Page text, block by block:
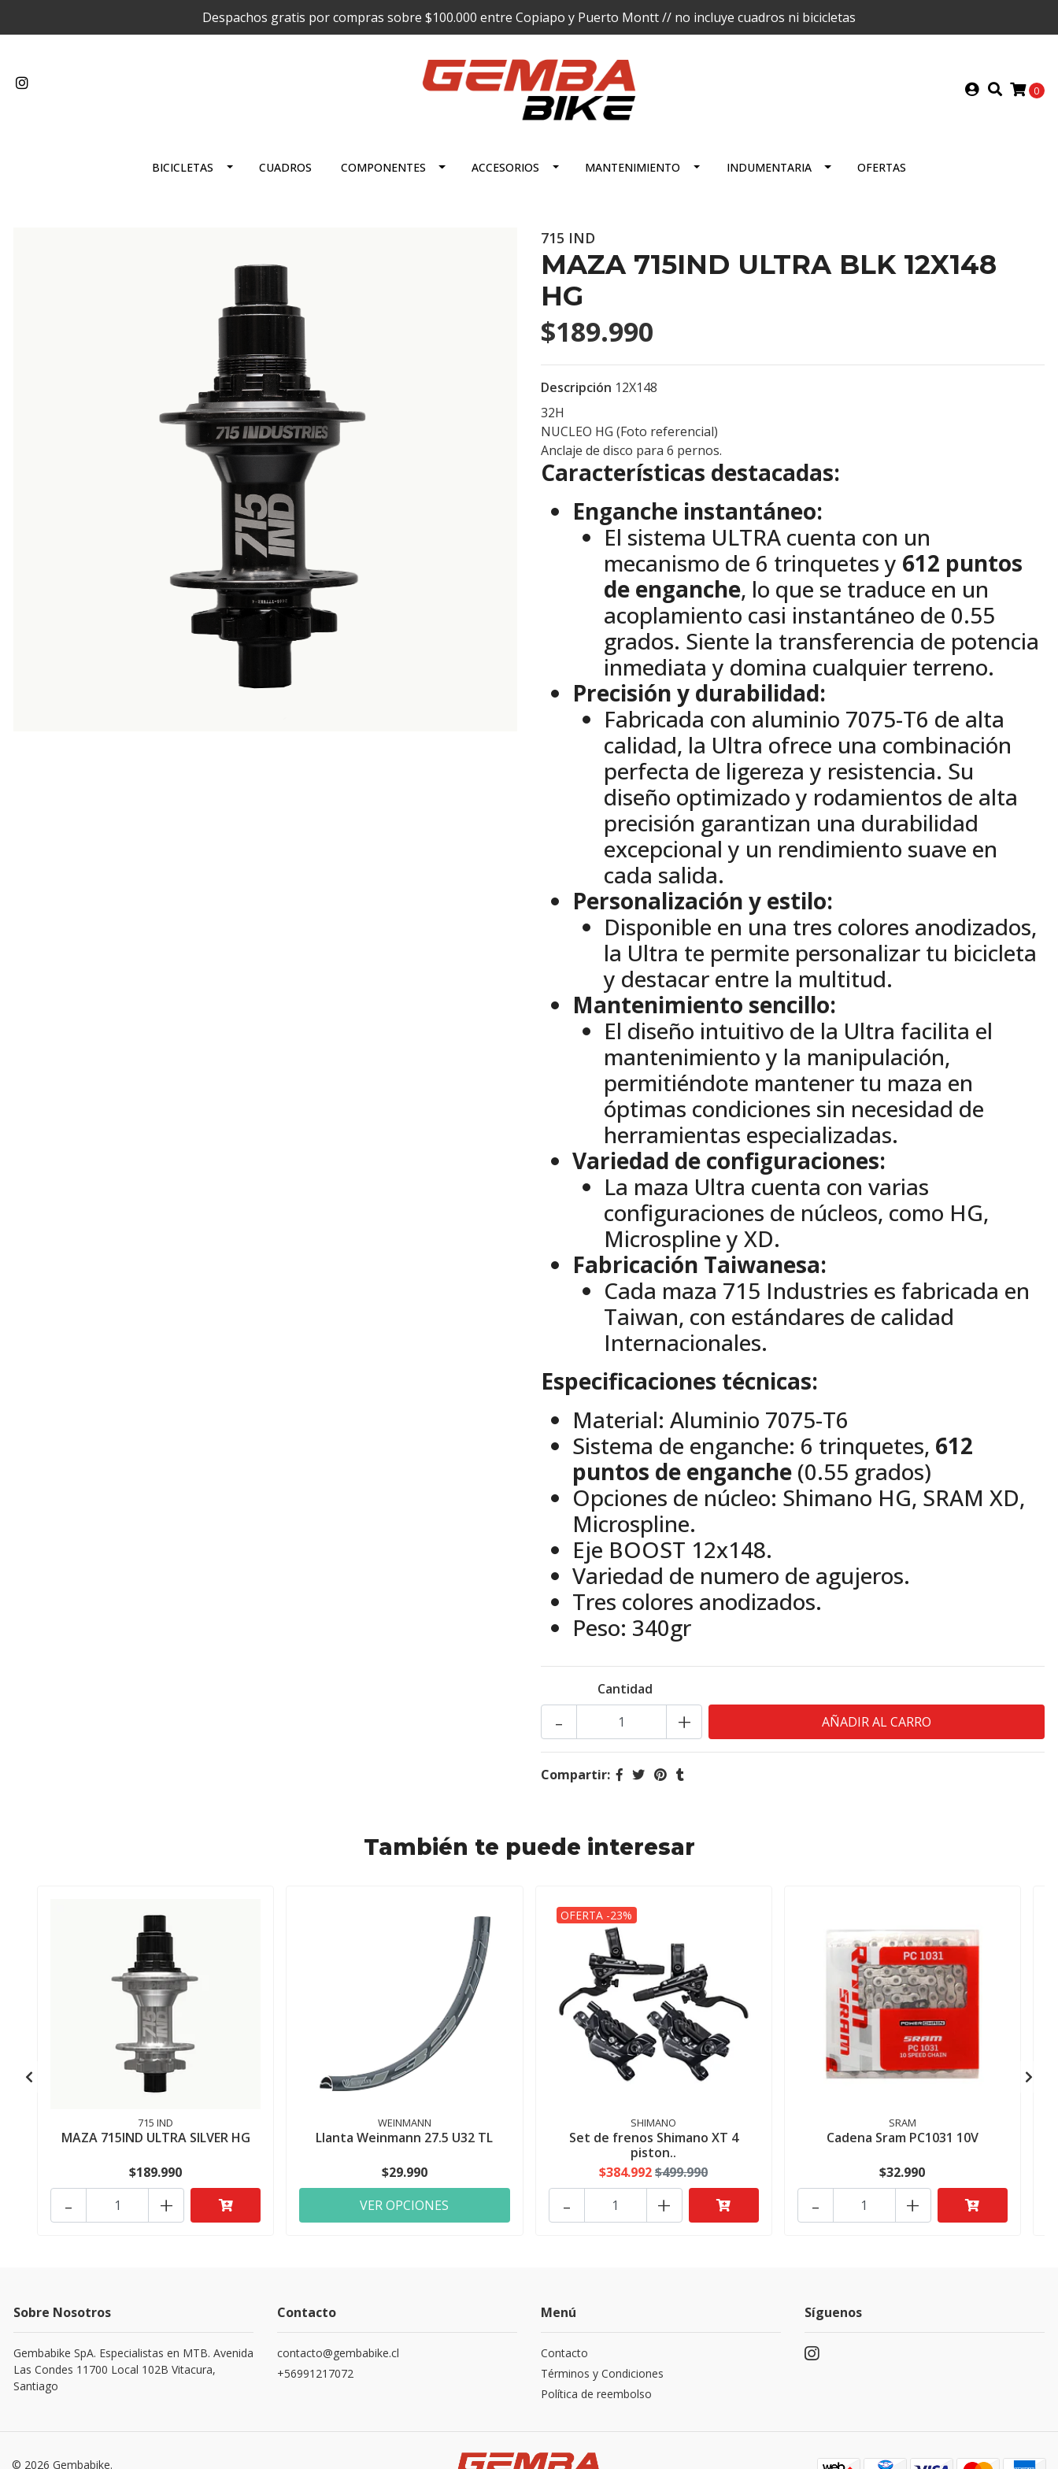
Despachos gratis por compras sobre $100.000 entre Copiapo y Puerto Montt // no incluye cuadros ni bicicletas
0
BICICLETAS CUADROS COMPONENTES ACCESORIOS MANTENIMIENTO INDUMENTARIA OFERTAS
715 IND
MAZA 715IND ULTRA BLK 12X148
HG
$189.990
Descripción 12X148
32H
NUCLEO HG (Foto referencial)
Anclaje de disco para 6 pernos.
Características destacadas:
Enganche instantáneo:
El sistema ULTRA cuenta con un
mecanismo de 6 trinquetes y 612 puntos
de enganche, lo que se traduce en un
acoplamiento casi instantáneo de 0.55
grados. Siente la transferencia de potencia
inmediata y domina cualquier terreno.
Precisión y durabilidad:
Fabricada con aluminio 7075-T6 de alta
calidad, la Ultra ofrece una combinación
perfecta de ligereza y resistencia. Su
diseño optimizado y rodamientos de alta
precisión garantizan una durabilidad
excepcional y un rendimiento suave en
cada salida.
Personalización y estilo:
Disponible en una tres colores anodizados,
la Ultra te permite personalizar tu bicicleta
y destacar entre la multitud.
Mantenimiento sencillo:
El diseño intuitivo de la Ultra facilita el
mantenimiento y la manipulación,
permitiéndote mantener tu maza en
óptimas condiciones sin necesidad de
herramientas especializadas.
Variedad de configuraciones:
La maza Ultra cuenta con varias
configuraciones de núcleos, como HG,
Microspline y XD.
Fabricación Taiwanesa:
Cada maza 715 Industries es fabricada en
Taiwan, con estándares de calidad
Internacionales.
Especificaciones técnicas:
Material: Aluminio 7075-T6
Sistema de enganche: 6 trinquetes, 612
puntos de enganche (0.55 grados)
Opciones de núcleo: Shimano HG, SRAM XD,
Microspline.
Eje BOOST 12x148.
Variedad de numero de agujeros.
Tres colores anodizados.
Peso: 340gr
Cantidad
+
-
Compartir:
También te puede interesar
715 IND
MAZA 715IND ULTRA SILVER HG
$189.990
+
-
WEINMANN
Llanta Weinmann 27.5 U32 TL
$29.990
VER OPCIONES
OFERTA -23%
SHIMANO
Set de frenos Shimano XT 4
piston..
$384.992$499.990
+
-
SRAM
Cadena Sram PC1031 10V
$32.990
+
-
Sobre Nosotros
Gembabike SpA. Especialistas en MTB. Avenida
Las Condes 11700 Local 102B Vitacura,
Santiago
Contacto
contacto@gembabike.cl
+56991217072
Menú
Contacto
Términos y Condiciones
Política de reembolso
Síguenos
© 2026 Gembabike.